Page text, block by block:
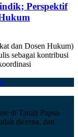
Perspektif
dan Dosen Hukum)
sebagai kontribusi
di Tanah Papua
dicerna, dan